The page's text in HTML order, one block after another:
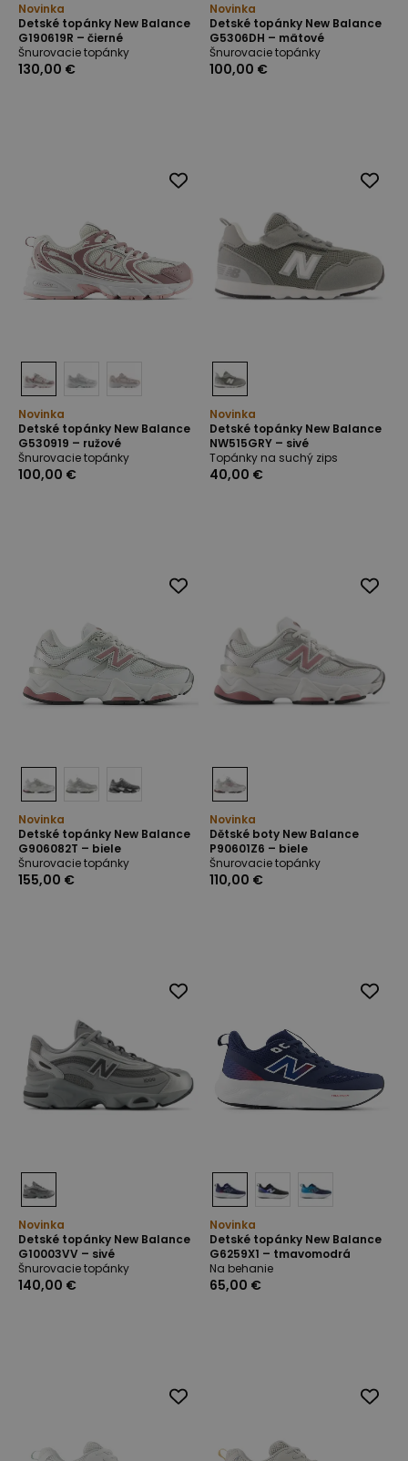
Novinka
Detské topánky New Balance
G190619R – čierné
Šnurovacie topánky
130,00 €
Novinka
Detské topánky New Balance
G5306DH – mätové
Šnurovacie topánky
100,00 €
Novinka
Detské topánky New Balance
G530919 – ružové
Šnurovacie topánky
100,00 €
Novinka
Detské topánky New Balance
NW515GRY – sivé
Topánky na suchý zips
40,00 €
Novinka
Detské topánky New Balance
G906082T – biele
Šnurovacie topánky
155,00 €
Novinka
Dětské boty New Balance
P90601Z6 – biele
Šnurovacie topánky
110,00 €
Novinka
Detské topánky New Balance
G10003VV – sivé
Šnurovacie topánky
140,00 €
Novinka
Detské topánky New Balance
G6259X1 – tmavomodrá
Na behanie
65,00 €